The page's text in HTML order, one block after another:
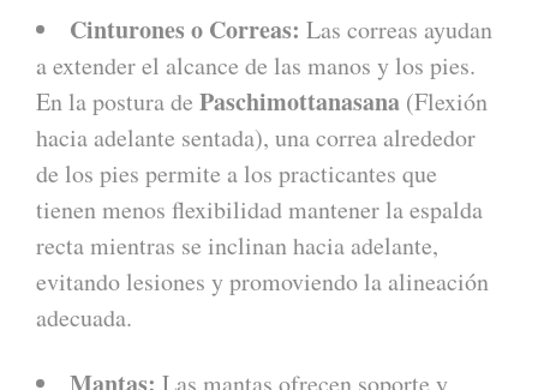
Cinturones o Correas: Las correas ayudan
a extender el alcance de las manos y los pies.
En la postura de Paschimottanasana (Flexión
hacia adelante sentada), una correa alrededor
de los pies permite a los practicantes que
tienen menos flexibilidad mantener la espalda
recta mientras se inclinan hacia adelante,
evitando lesiones y promoviendo la alineación
adecuada.
Las mantas ofrecen soporte y